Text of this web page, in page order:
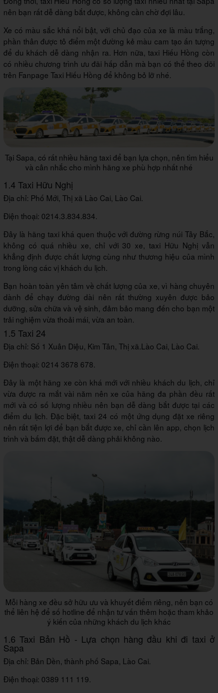
nên bạn rất dễ dàng bắt được, không cần chờ đợi lâu.
Xe có màu sắc khá nổi bật, với chủ đạo của xe là màu trắng,
phần thân được tô điểm một đường kẻ màu cam tạo ấn tượng
để du khách dễ dàng nhận ra. Hơn nữa, taxi Hiếu Hồng còn
có nhiều chương trình ưu đãi hấp dẫn mà bạn có thể theo dõi
trên Fanpage Taxi Hiếu Hồng để không bỏ lỡ nhé.
Tại Sapa, có rất nhiều hãng taxi để bạn lựa chọn, nên tìm hiểu
và cân nhắc cho mình hãng xe phù hợp nhất nhé
1.4 Taxi Hữu Nghị
Địa chỉ: Phố Mới, Thị xã Lào Cai, Lào Cai.
Điện thoại: 0214.3.834.834.
Đây là hãng taxi khá quen thuộc với đường rừng núi Tây Bắc,
không có quá nhiều xe, chỉ với 30 xe, taxi Hữu Nghị vẫn
khẳng định được chất lượng cùng như thương hiệu của mình
trong lòng các vị khách du lịch.
Bạn hoàn toàn yên tâm về chất lượng của xe, vì hàng chuyên
dành để chạy đường dài nên rất thường xuyên được bảo
dưỡng, sửa chữa và vệ sinh, đảm bảo mang đến cho bạn một
trải nghiệm vừa thoải mái, vừa an toàn.
1.5 Taxi 24
Địa chỉ: Số 1 Xuân Diệu, Kim Tân, Thị xã.Lào Cai, Lào Cai.
Điện thoại: 0214 3678 678.
Đây là một hãng xe còn khá mới với nhiều khách du lịch, chỉ
vừa được ra mắt vài năm nên xe của hãng đa phần đều rất
mới và có số lượng nhiều nên bạn dễ dàng bắt được tại các
điểm du lịch. Đặc biệt, taxi 24 có một ứng dụng đặt xe riêng
nên rất tiện lợi để bạn bắt được xe, chỉ cần lên app, chọn lịch
trình và bấm đặt, thật dễ dàng phải không nào.
Mỗi hàng xe đều sở hữu ưu và khuyết điểm riêng, nên bạn có
thể liên hệ để số hotline để nhận tư vấn thêm hoặc tham khảo
ý kiến của những khách du lịch khác
1.6 Taxi Bản Hồ - Lựa chọn hàng đầu khi đi taxi ở
Sapa
Địa chỉ: Bản Dền, thành phố Sapa, Lào Cai.
Điện thoại: 0389 111 119.